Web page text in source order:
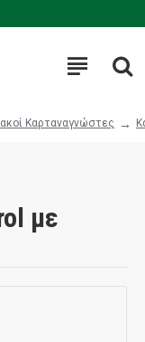
Καρταναγνώστες
με